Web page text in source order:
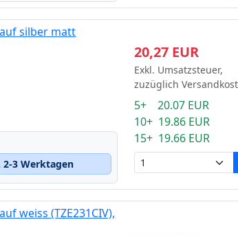
silber matt
2-3 Werktagen
20,27 EUR
Exkl. Umsatzsteuer,
zuzüglich
5+ 20.07 EUR
10+ 19.86 EUR
15+ 19.66 EUR
weiss (TZE231CIV),